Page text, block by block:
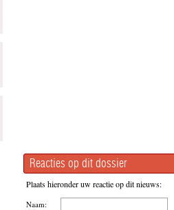
Reacties op dit dossier
Plaats hieronder uw reactie op dit nieuws:
Naam: